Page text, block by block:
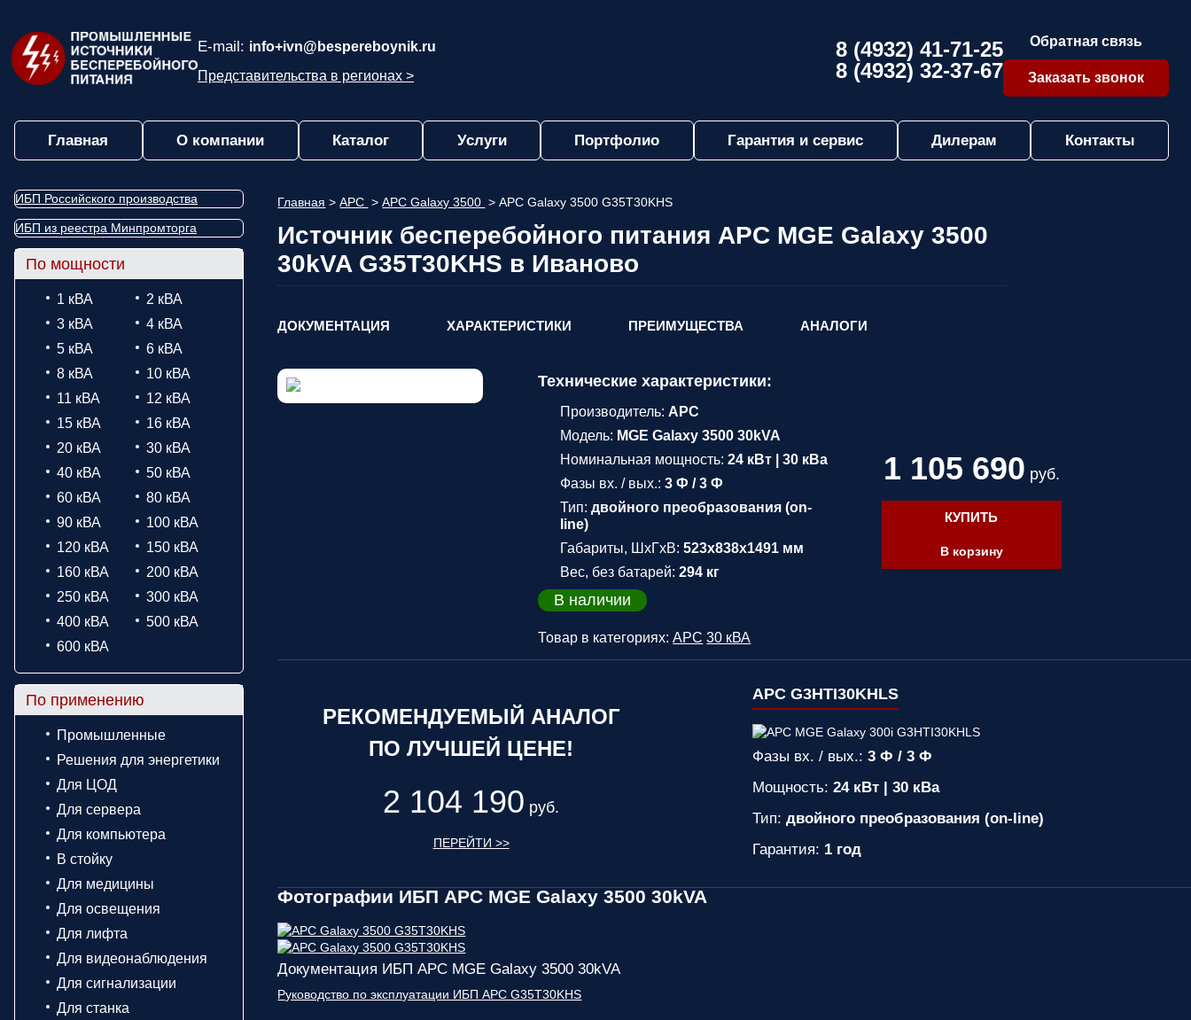
E-mail: info+ivn@bespereboynik.ru
Представительства в регионах >
8 (4932) 41-71-25
8 (4932) 32-37-67
Обратная связь
Заказать звонок
Главная О компании Каталог Услуги Портфолио Гарантия и сервис Дилерам Контакты
ИБП Российского производства
ИБП из реестра Минпромторга
По мощности
1 кВА
2 кВА
3 кВА
4 кВА
5 кВА
6 кВА
8 кВА
10 кВА
11 кВА
12 кВА
15 кВА
16 кВА
20 кВА
30 кВА
40 кВА
50 кВА
60 кВА
80 кВА
90 кВА
100 кВА
120 кВА
150 кВА
160 кВА
200 кВА
250 кВА
300 кВА
400 кВА
500 кВА
600 кВА
По применению
Промышленные
Решения для энергетики
Для ЦОД
Для сервера
Для компьютера
В стойку
Для медицины
Для освещения
Для лифта
Для видеонаблюдения
Для сигнализации
Для станка
Главная > APC > APC Galaxy 3500 > APC Galaxy 3500 G35T30KHS
Источник бесперебойного питания APC MGE Galaxy 3500
30kVA G35T30KHS в Иваново
ДОКУМЕНТАЦИЯ ХАРАКТЕРИСТИКИ ПРЕИМУЩЕСТВА АНАЛОГИ
Технические характеристики:
Производитель: APC
Модель: MGE Galaxy 3500 30kVA
Номинальная мощность:24 кВт | 30 кВа
Фазы вх. / вых.:3 Ф / 3 Ф
Тип:двойного преобразования (on-
line)
Габариты, ШхГхВ:523x838x1491 мм
Вес, без батарей:294 кг
В наличии
Товар в категориях:APC 30 кВА
1 105 690 руб.
КУПИТЬ
В корзину
РЕКОМЕНДУЕМЫЙ АНАЛОГ
ПО ЛУЧШЕЙ ЦЕНЕ!
2 104 190 руб.
ПЕРЕЙТИ >>
APC G3HTI30KHLS
Фазы вх. / вых.: 3 Ф / 3 Ф
Мощность: 24 кВт | 30 кВа
Тип: двойного преобразования (on-line)
Гарантия: 1 год
Фотографии ИБП APC MGE Galaxy 3500 30kVA
Документация ИБП APC MGE Galaxy 3500 30kVA
Руководство по эксплуатации ИБП APC G35T30KHS